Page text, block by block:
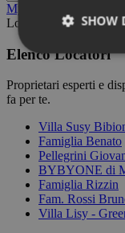
My Location
Loading Maps
ElencoLocatori
Proprietari esperti e
fa per te.
Villa Susy
Famiglia Benato
Pellegrini
BYBYONE di
Famiglia Rizzin
Fam. Rossi
Villa Lisy -
SHOW